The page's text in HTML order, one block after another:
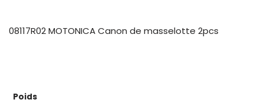
08117R02 MOTONICA Canon de masselotte 2pcs
Poids